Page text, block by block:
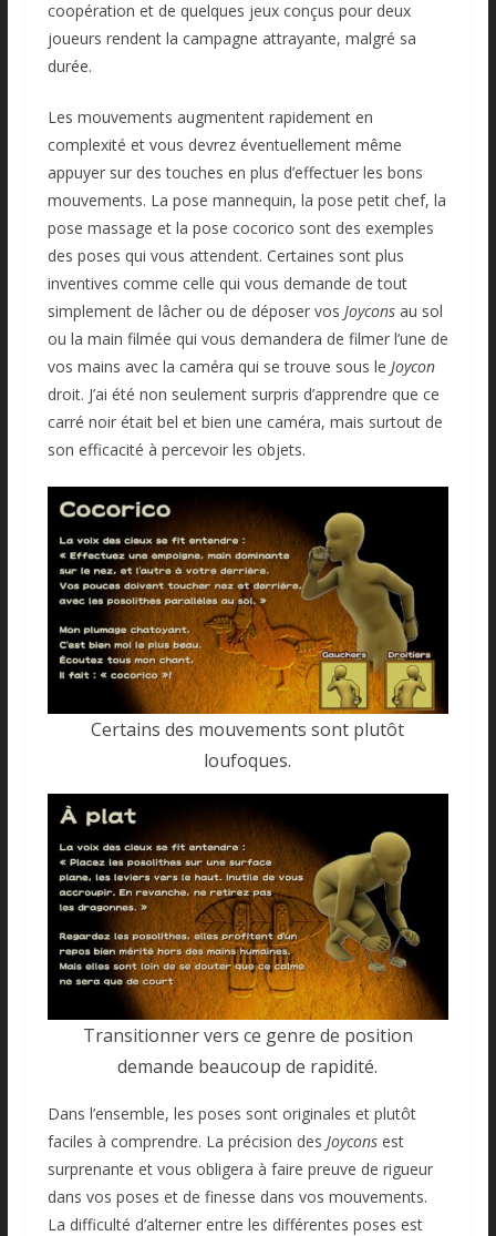
coopération et de quelques jeux conçus pour deux
joueurs rendent la campagne attrayante, malgré sa
durée.
Les mouvements augmentent rapidement en
complexité et vous devrez éventuellement même
appuyer sur des touches en plus d’effectuer les bons
mouvements. La pose mannequin, la pose petit chef, la
pose massage et la pose cocorico sont des exemples
des poses qui vous attendent. Certaines sont plus
inventives comme celle qui vous demande de tout
simplement de lâcher ou de déposer vos Joyconsau sol
ou la main filmée qui vous demandera de filmer l’une de
vos mains avec la caméra qui se trouve sous le Joycon
droit. J’ai été non seulement surpris d’apprendre que ce
carré noir était bel et bien une caméra, mais surtout de
son efficacité à percevoir les objets.
Certains des mouvements sont plutôt
loufoques.
Transitionner vers ce genre de position
demande beaucoup de rapidité.
Dans l’ensemble, les poses sont originales et plutôt
faciles à comprendre. La précision des Joyconsest
surprenante et vous obligera à faire preuve de rigueur
dans vos poses et de finesse dans vos mouvements.
La difficulté d’alterner entre les différentes poses est